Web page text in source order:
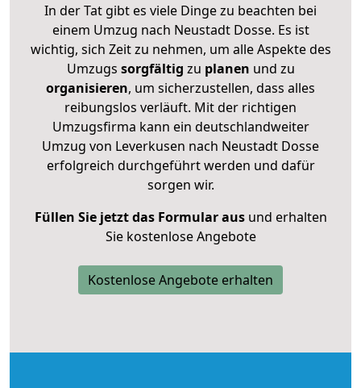
In der Tat gibt es viele Dinge zu beachten bei
einem Umzug nach Neustadt Dosse. Es ist
wichtig, sich Zeit zu nehmen, um alle Aspekte des
Umzugs sorgfältig zu planen und zu
organisieren, um sicherzustellen, dass alles
reibungslos verläuft. Mit der richtigen
Umzugsfirma kann ein deutschlandweiter
Umzug von Leverkusen nach Neustadt Dosse
erfolgreich durchgeführt werden und dafür
sorgen wir.
Füllen Sie jetzt das Formular ausund erhalten
Sie kostenlose Angebote
Kostenlose Angebote erhalten